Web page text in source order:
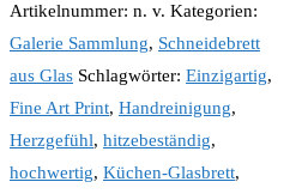
Artikelnummer: n. v. Kategorien:
Galerie Sammlung, Schneidebrett
aus Glas Schlagwörter: Einzigartig,
Fine Art Print, Handreinigung,
Herzgefühl, hitzebeständig,
hochwertig, Küchen-Glasbrett,